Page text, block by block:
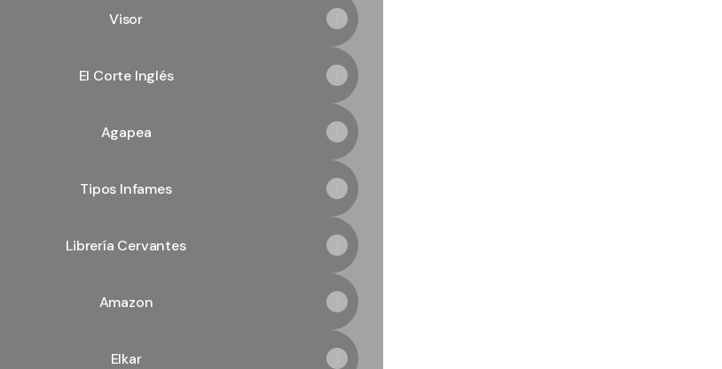
Visor
El Corte Inglés
Agapea
Tipos Infames
Librería Cervantes
Amazon
Elkar